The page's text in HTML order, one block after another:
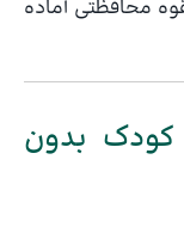
محافظتی آماده
بدون